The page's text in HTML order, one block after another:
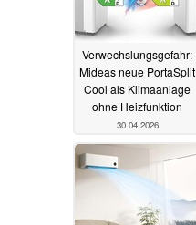
Verwechslungsgefahr:
Mideas neue PortaSplit
Cool als Klimaanlage
ohne Heizfunktion
30.04.2026